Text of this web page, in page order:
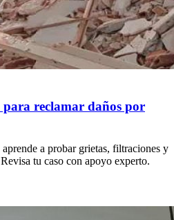
reclamar daños por
a probar grietas, filtraciones y
tu caso con apoyo experto.